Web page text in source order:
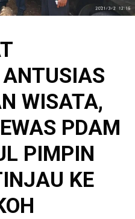
WISATA,
PDAM
PIMPIN
KE